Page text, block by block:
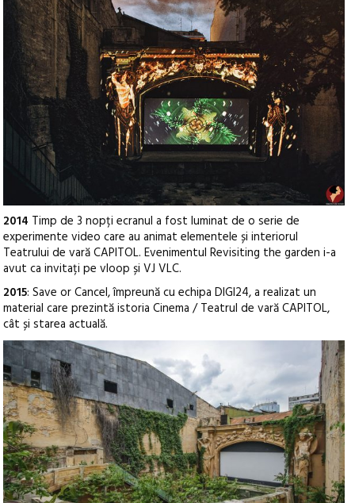
2014 Timp de 3 nopți ecranul a fost luminat de o serie de
experimente video care au animat elementele și interiorul
Teatrului de vară CAPITOL. Evenimentul Revisiting the garden i-a
avut ca invitați pe vloop și VJ VLC.
2015: Save or Cancel, împreună cu echipa DIGI24, a realizat un
material care prezintă istoria Cinema / Teatrul de vară CAPITOL,
cât și starea actuală.